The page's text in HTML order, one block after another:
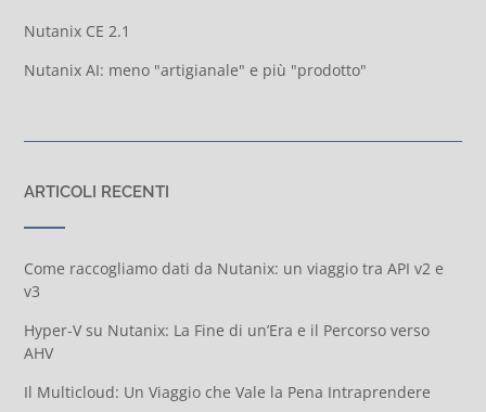
Nutanix CE 2.1
Nutanix AI: meno "artigianale" e più "prodotto"
ARTICOLI RECENTI
Come raccogliamo dati da Nutanix: un viaggio tra API v2 e
v3
Hyper-V su Nutanix: La Fine di un’Era e il Percorso verso
AHV
Il Multicloud: Un Viaggio che Vale la Pena Intraprendere